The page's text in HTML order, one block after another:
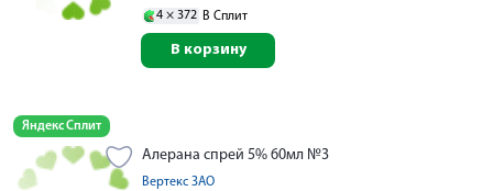
4 × 372 В Сплит
В корзину
Яндекс Сплит
Алерана спрей 5% 60мл №3
Вертекс ЗАО